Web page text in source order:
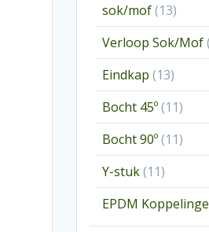
sok/mof 1313
Verloop Sok/Mof
Eindkap 1313
Bocht 45º 1111
Bocht 90º 1111
Y-stuk 1111
EPDM